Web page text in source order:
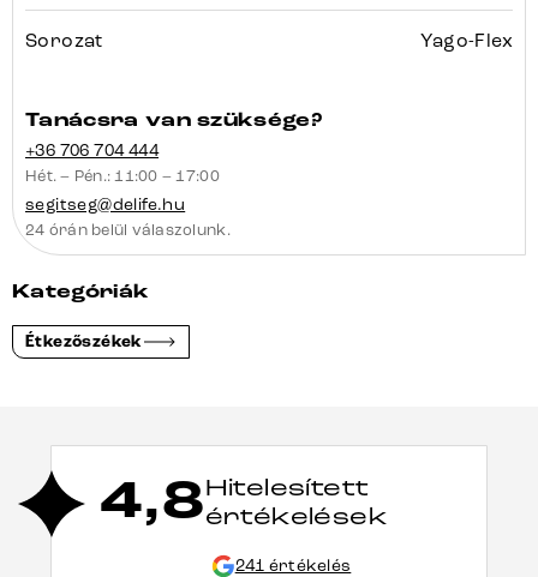
Sorozat Yago-Flex
Tanácsra van szüksége?
+36 706 704 444
Hét. – Pén.: 11:00 – 17:00
segitseg@delife.hu
24 órán belül válaszolunk.
Kategóriák
Étkezőszékek
4,8Hitelesített
értékelések
241 értékelés